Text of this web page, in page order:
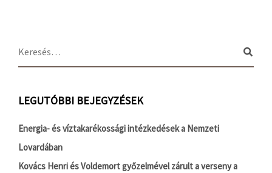
LEGUTÓBBI BEJEGYZÉSEK
Energia- és víztakarékossági intézkedések a Nemzeti
Lovardában
Kovács Henri és Voldemort győzelmével zárult a verseny a